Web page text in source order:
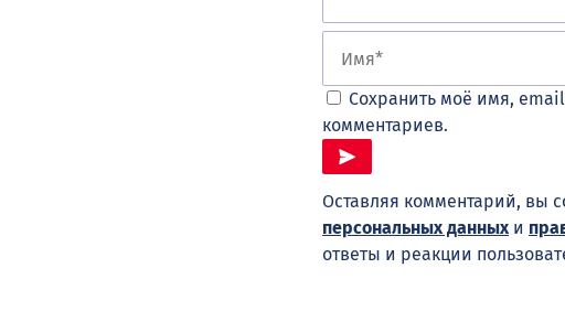
Сохранить моё имя,
комментариев.
Оставляя комментарий, вы
персональных данныхи
ответы и реакции